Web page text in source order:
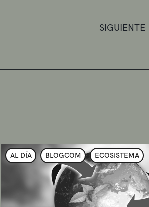
SIGUIENTE
AL DÍA BLOGCOM ECOSISTEMA